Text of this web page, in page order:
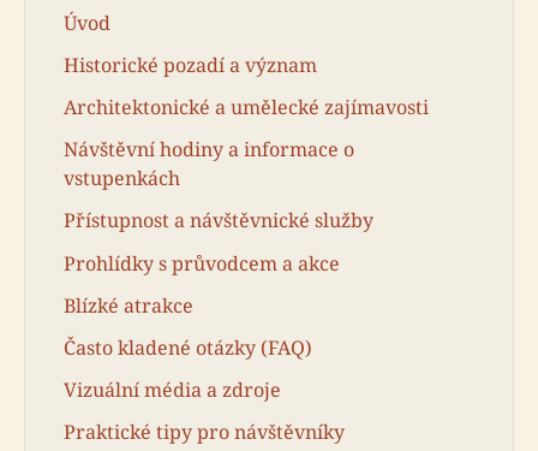
Úvod
Historické pozadí a význam
Architektonické a umělecké zajímavosti
Návštěvní hodiny a informace o
vstupenkách
Přístupnost a návštěvnické služby
Prohlídky s průvodcem a akce
Blízké atrakce
Často kladené otázky (FAQ)
Vizuální média a zdroje
Praktické tipy pro návštěvníky